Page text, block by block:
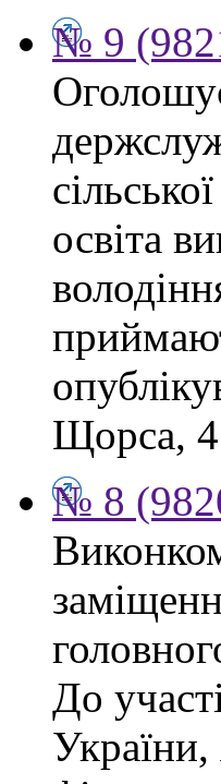
№ 9
освіта
Щорса,
№ 8
До
України,